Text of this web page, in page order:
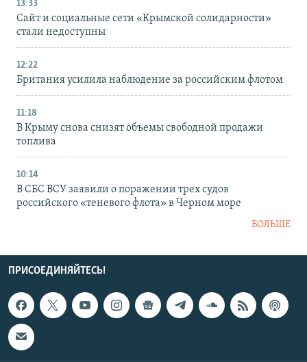
13:33
Сайт и социальные сети «Крымской солидарности»
стали недоступны
12:22
Британия усилила наблюдение за российским флотом
11:18
В Крыму снова снизят объемы свободной продажи
топлива
10:14
В СБС ВСУ заявили о поражении трех судов
российского «теневого флота» в Черном море
БОЛЬШЕ
ПРИСОЕДИНЯЙТЕСЬ!